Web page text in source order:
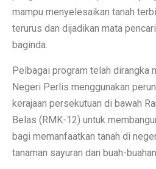
mampu menyelesaikan tanah
terurus dan dijadikan mata
baginda.
Pelbagai program telah dirangka
Negeri Perlis menggunakan
kerajaan persekutuan di bawah
Belas (RMK-12) untuk
bagi memanfaatkan tanah di
tanaman sayuran dan buah-buahan.